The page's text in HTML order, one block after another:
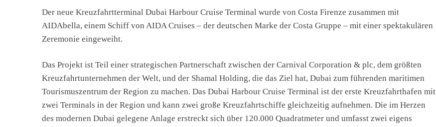
Der neue Kreuzfahrtterminal Dubai Harbour Cruise Terminal wurde von Costa Firenze zusammen mit
AIDAbella, einem Schiff von AIDA Cruises – der deutschen Marke der Costa Gruppe – mit einer spektakulären
Zeremonie eingeweiht.
Das Projekt ist Teil einer strategischen Partnerschaft zwischen der Carnival Corporation & plc, dem größten
Kreuzfahrtunternehmen der Welt, und der Shamal Holding, die das Ziel hat, Dubai zum führenden maritimen
Tourismuszentrum der Region zu machen. Das Dubai Harbour Cruise Terminal ist der erste Kreuzfahrthafen mit
zwei Terminals in der Region und kann zwei große Kreuzfahrtschiffe gleichzeitig aufnehmen. Die im Herzen
des modernen Dubai gelegene Anlage erstreckt sich über 120.000 Quadratmeter und umfasst zwei eigens